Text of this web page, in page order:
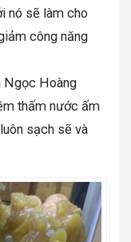
nó sẽ làm cho
công năng
Ngọc Hoàng
thấm nước ấm
sạch sẽ và